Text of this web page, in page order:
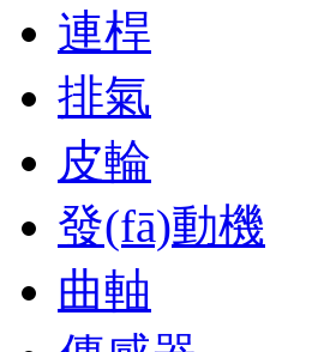
連桿
排氣
皮輪
發(fā)動機
曲軸